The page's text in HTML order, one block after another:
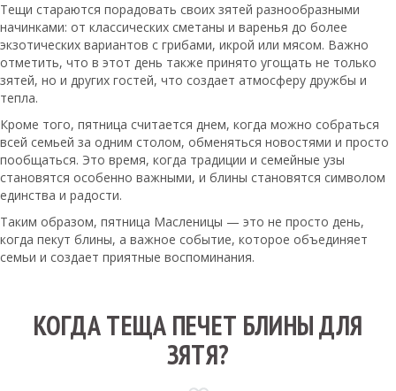
Тещи стараются порадовать своих зятей разнообразными
начинками: от классических сметаны и варенья до более
экзотических вариантов с грибами, икрой или мясом. Важно
отметить, что в этот день также принято угощать не только
зятей, но и других гостей, что создает атмосферу дружбы и
тепла.
Кроме того, пятница считается днем, когда можно собраться
всей семьей за одним столом, обменяться новостями и просто
пообщаться. Это время, когда традиции и семейные узы
становятся особенно важными, и блины становятся символом
единства и радости.
Таким образом, пятница Масленицы — это не просто день,
когда пекут блины, а важное событие, которое объединяет
семьи и создает приятные воспоминания.
КОГДА ТЕЩА ПЕЧЕТ БЛИНЫ ДЛЯ
ЗЯТЯ?